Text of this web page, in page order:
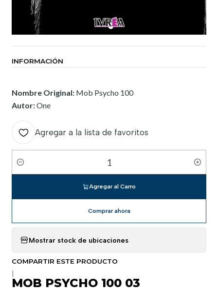
INFORMACIÓN
Nombre Original: Mob Psycho 100
Autor:One
Agregar a la lista de favoritos
Cantidad
Agregar al Carro
Comprar ahora
Mostrar stock de ubicaciones
COMPARTIR ESTE PRODUCTO
MOB PSYCHO 100 03